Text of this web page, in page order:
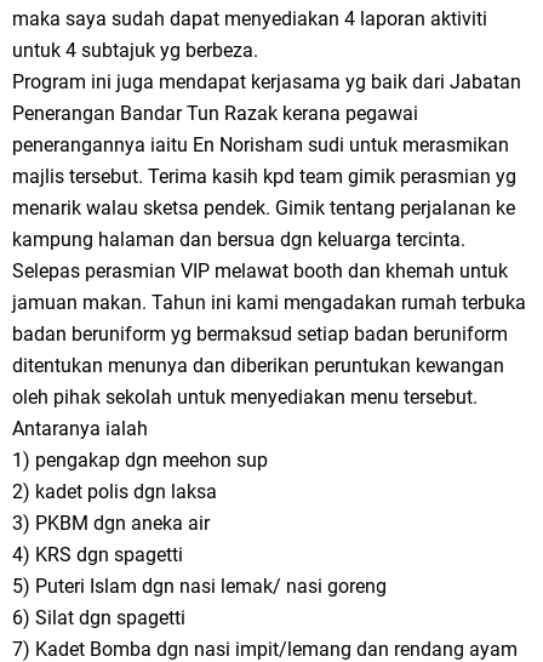
maka saya sudah dapat menyediakan 4 laporan aktiviti
untuk 4 subtajuk yg berbeza.
Program ini juga mendapat kerjasama yg baik dari Jabatan
Penerangan Bandar Tun Razak kerana pegawai
penerangannya iaitu En Norisham sudi untuk merasmikan
majlis tersebut. Terima kasih kpd team gimik perasmian yg
menarik walau sketsa pendek. Gimik tentang perjalanan ke
kampung halaman dan bersua dgn keluarga tercinta.
Selepas perasmian VIP melawat booth dan khemah untuk
jamuan makan. Tahun ini kami mengadakan rumah terbuka
badan beruniform yg bermaksud setiap badan beruniform
ditentukan menunya dan diberikan peruntukan kewangan
oleh pihak sekolah untuk menyediakan menu tersebut.
Antaranya ialah
1) pengakap dgn meehon sup
2) kadet polis dgn laksa
3) PKBM dgn aneka air
4) KRS dgn spagetti
5) Puteri Islam dgn nasi lemak/ nasi goreng
6) Silat dgn spagetti
7) Kadet Bomba dgn nasi impit/lemang dan rendang ayam